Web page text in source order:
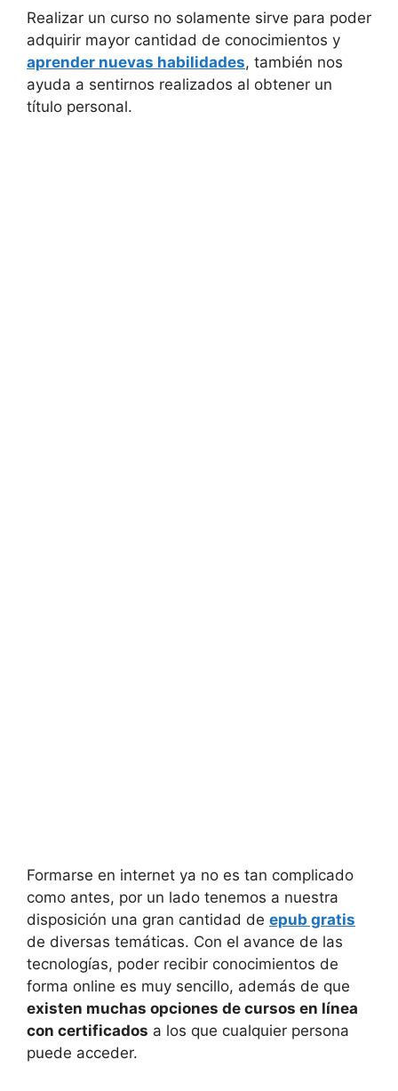
Realizar un curso no solamente sirve para poder
adquirir mayor cantidad de conocimientos y
aprender nuevas habilidades, también nos
ayuda a sentirnos realizados al obtener un
título personal.
Formarse en internet ya no es tan complicado
como antes, por un lado tenemos a nuestra
disposición una gran cantidad de epub gratis
de diversas temáticas. Con el avance de las
tecnologías, poder recibir conocimientos de
forma online es muy sencillo, además de que
existen muchas opciones de cursos en línea
con certificados a los que cualquier persona
puede acceder.